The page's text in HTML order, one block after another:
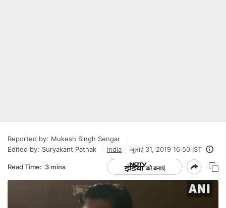
Reported by: Mukesh Singh Sengar
Edited by: Suryakant Pathak India जुलाई 31, 2019 16:50 IST
Read Time: 3 mins